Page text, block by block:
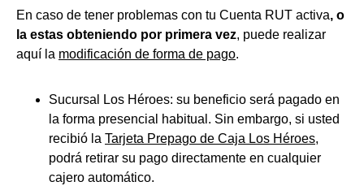
En caso de tener problemas con tu Cuenta RUT activa, o
la estas obteniendo por primera vez, puede realizar
aquí la modificación de forma de pago.
Sucursal Los Héroes: su beneficio será pagado en
la forma presencial habitual. Sin embargo, si usted
recibió la Tarjeta Prepago de Caja Los Héroes,
podrá retirar su pago directamente en cualquier
cajero automático.